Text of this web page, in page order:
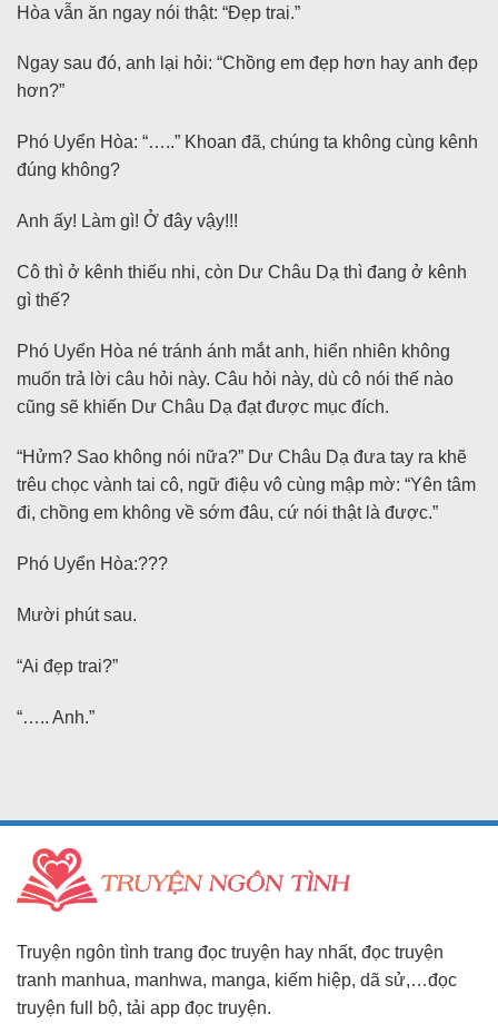
Hòa vẫn ăn ngay nói thật: “Đẹp trai.”
Ngay sau đó, anh lại hỏi: “Chồng em đẹp hơn hay anh đẹp
hơn?”
Phó Uyển Hòa: “…..” Khoan đã, chúng ta không cùng kênh
đúng không?
Anh ấy! Làm gì! Ở đây vậy!!!
Cô thì ở kênh thiếu nhi, còn Dư Châu Dạ thì đang ở kênh
gì thế?
Phó Uyển Hòa né tránh ánh mắt anh, hiển nhiên không
muốn trả lời câu hỏi này. Câu hỏi này, dù cô nói thế nào
cũng sẽ khiến Dư Châu Dạ đạt được mục đích.
“Hửm? Sao không nói nữa?” Dư Châu Dạ đưa tay ra khẽ
trêu chọc vành tai cô, ngữ điệu vô cùng mập mờ: “Yên tâm
đi, chồng em không về sớm đâu, cứ nói thật là được.”
Phó Uyển Hòa:???
Mười phút sau.
“Ai đẹp trai?”
“….. Anh.”
Truyện ngôn tình trang đọc truyện hay nhất, đọc truyện
tranh manhua, manhwa, manga, kiếm hiệp, dã sử,…đọc
truyện full bộ, tải app đọc truyện.